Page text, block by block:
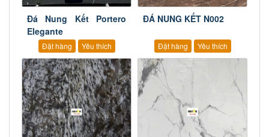
Đá Nung Kết Portero
Elegante
Đặt hàng Yêu thích
ĐÁ NUNG KẾT N002
Đặt hàng Yêu thích